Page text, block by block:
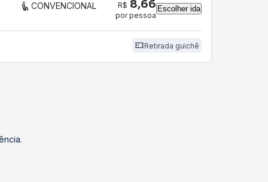
CONVENCIONAL R$ 8,66
por pessoa
Escolher ida
Retirada guichê